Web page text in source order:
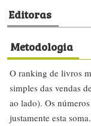
Editoras
Metodologia
O ranking de livros
simples das vendas
ao lado). Os
justamente esta